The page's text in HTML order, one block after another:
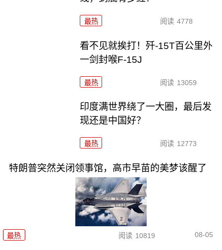
最热 阅读 4778
看不见就挨打！歼-15T百公里外
一剑封喉F-15J
最热 阅读 13059
印度满世界绕了一大圈，最后发
现还是中国好？
最热 阅读 12773
特朗普突然关闭领事馆，高市早苗的美梦该醒了
最热 阅读 10819 08-05